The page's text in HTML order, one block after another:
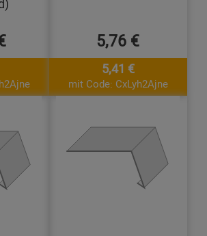
5,76 €
5,41 €
mit Code: CxLyh2Ajne